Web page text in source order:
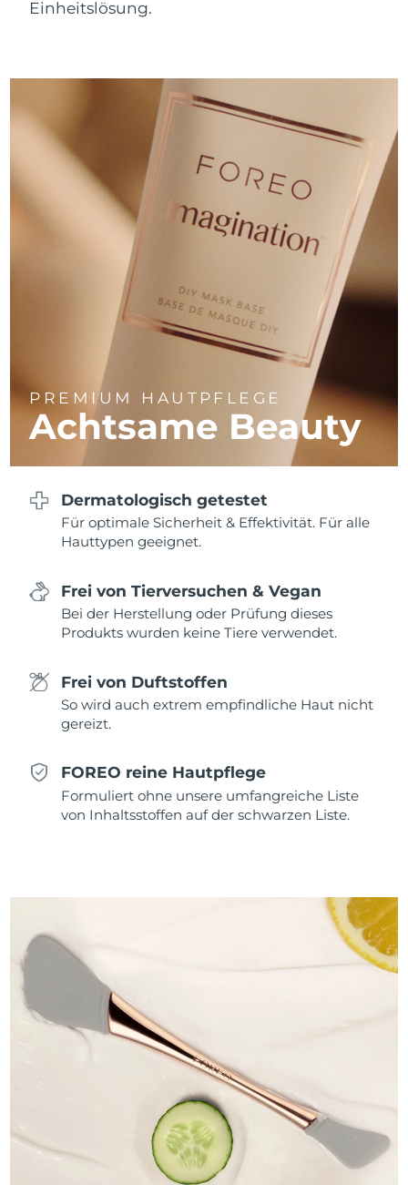
Einheitslösung.
PREMIUM HAUTPFLEGE
Achtsame Beauty
Dermatologisch getestet
Für optimale Sicherheit & Effektivität. Für alle
Hauttypen geeignet.
Frei von Tierversuchen & Vegan
Bei der Herstellung oder Prüfung dieses
Produkts wurden keine Tiere verwendet.
Frei von Duftstoffen
So wird auch extrem empfindliche Haut nicht
gereizt.
FOREO reine Hautpflege
Formuliert ohne unsere umfangreiche Liste
von Inhaltsstoffen auf der schwarzen Liste.
Erwartete Lieferung
Südkorea
Erwartete Lieferung
10/08/2026
Spanien
Erwartete Lieferung
08/08/2026
Erwartete Lieferung
08/08/2026
Erwartete Lieferung
08/08/2026
Erwartete Lieferung
13/08/2026
Thailand
Erwartete Lieferung
12/08/2026
Türkei
Erwartete Lieferung
Vereinigte Arabische
Emirate
Erwartete Lieferung
Vereinigtes
Königreich
08/08/2026
Erwartete Lieferung
Usbekistan
13/08/2026